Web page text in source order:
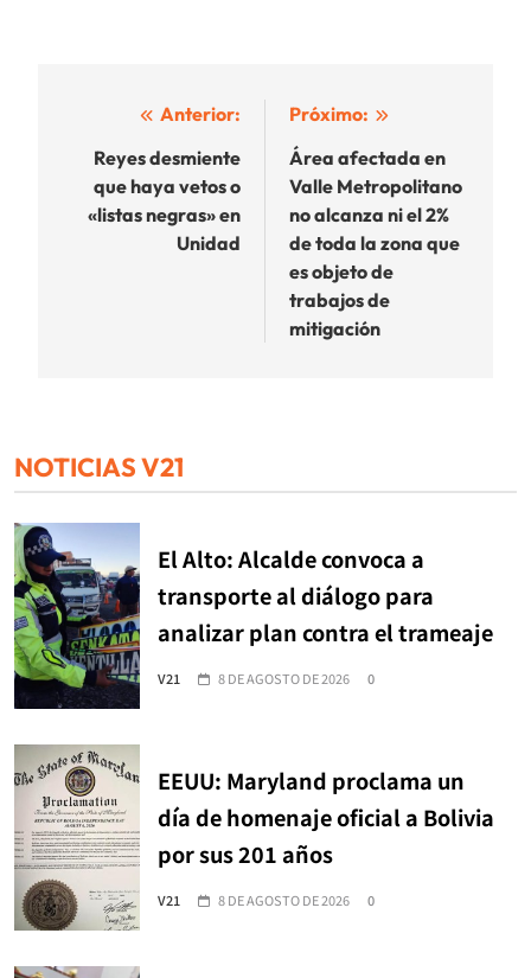
Navegación
entradas
Anterior:
Reyes desmiente
que haya vetos o
«listas negras» en
Unidad
Próximo:
Área afectada en
Valle Metropolitano
no alcanza ni el 2%
de toda la zona que
es objeto de
trabajos de
mitigación
NOTICIAS V21
El Alto: Alcalde convoca a
transporte al diálogo para
analizar plan contra el trameaje
V21 8 DE AGOSTO DE 2026 0
EEUU: Maryland proclama un
día de homenaje oficial a Bolivia
por sus 201 años
V21 8 DE AGOSTO DE 2026 0